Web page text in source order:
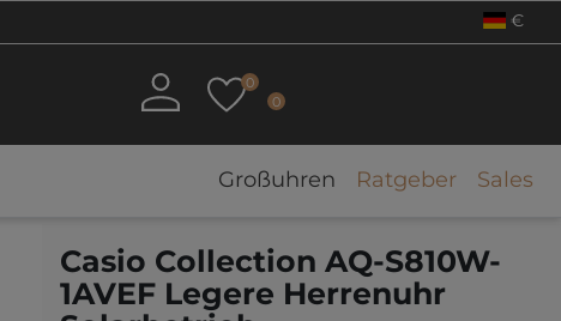
€
0
0
Großuhren Ratgeber Sales
Casio Collection AQ-S810W-
1AVEF Legere Herrenuhr